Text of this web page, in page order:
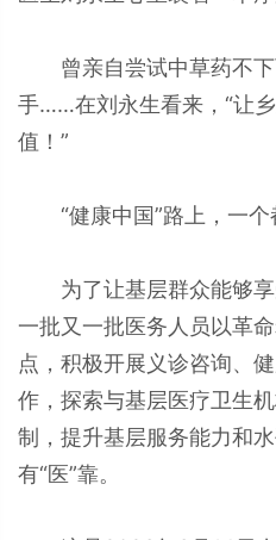
曾亲自尝试中草药不下
手……在刘永生看来，“让乡
值！”
“健康中国”路上，一个
为了让基层群众能够享
一批又一批医务人员以革
点，积极开展义诊咨询、
作，探索与基层医疗卫生
制，提升基层服务能力和
有“医”靠。